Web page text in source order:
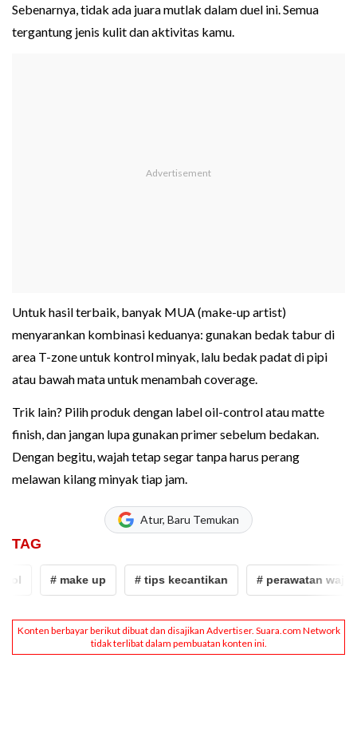
Sebenarnya, tidak ada juara mutlak dalam duel ini. Semua
tergantung jenis kulit dan aktivitas kamu.
Untuk hasil terbaik, banyak MUA (make-up artist)
menyarankan kombinasi keduanya: gunakan bedak tabur di
area T-zone untuk kontrol minyak, lalu bedak padat di pipi
atau bawah mata untuk menambah coverage.
Trik lain? Pilih produk dengan label oil-control atau matte
finish, dan jangan lupa gunakan primer sebelum bedakan.
Dengan begitu, wajah tetap segar tanpa harus perang
melawan kilang minyak tiap jam.
Atur, Baru Temukan
TAG
# make up # tips kecantikan # perawatan wajah